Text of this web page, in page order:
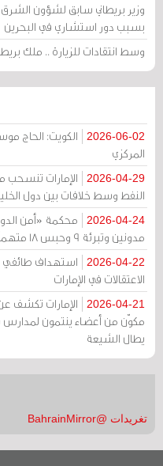
وزير بريطاني سابق لشؤون
بسبب دور استشاري في البحرين
وسط انتقادات للزيارة .. ملك
2026-06-02
الكويت: الحاج
المركزي
2026-04-29
الإمارات
النفط وسط خلافات بين دول
2026-04-24
مدونين وتبرئة 9 وحبس 18 متهماً بالتعاطف مع إيران
2026-04-22
استهداف طائفي
الاعتقالات في الإمارات
2026-04-21
الإمارات تكشف
مكوّن من أعضاء ينتمون
يطال الشيعة
تغريدات @BahrainMirror